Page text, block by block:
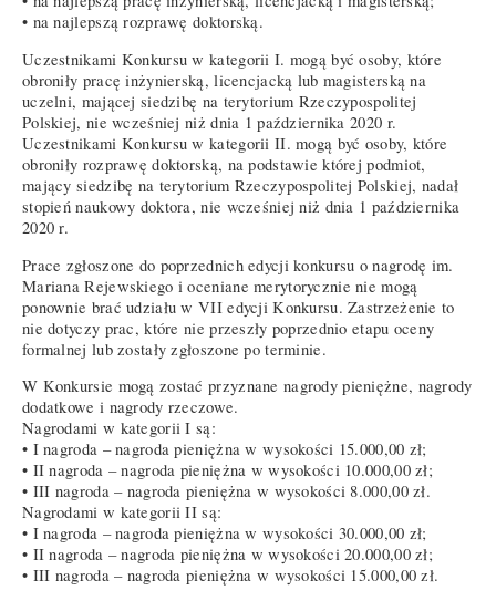
• na najlepszą rozprawę doktorską.
Uczestnikami Konkursu w kategorii I. mogą być osoby, które
obroniły pracę inżynierską, licencjacką lub magisterską na
uczelni, mającej siedzibę na terytorium Rzeczypospolitej
Polskiej, nie wcześniej niż dnia 1 października 2020 r.
Uczestnikami Konkursu w kategorii II. mogą być osoby, które
obroniły rozprawę doktorską, na podstawie której podmiot,
mający siedzibę na terytorium Rzeczypospolitej Polskiej, nadał
stopień naukowy doktora, nie wcześniej niż dnia 1 października
2020 r.
Prace zgłoszone do poprzednich edycji konkursu o nagrodę im.
Mariana Rejewskiego i oceniane merytorycznie nie mogą
ponownie brać udziału w VII edycji Konkursu. Zastrzeżenie to
nie dotyczy prac, które nie przeszły poprzednio etapu oceny
formalnej lub zostały zgłoszone po terminie.
W Konkursie mogą zostać przyznane nagrody pieniężne, nagrody
dodatkowe i nagrody rzeczowe.
Nagrodami w kategorii I są:
• I nagroda – nagroda pieniężna w wysokości 15.000,00 zł;
• II nagroda – nagroda pieniężna w wysokości 10.000,00 zł;
• III nagroda – nagroda pieniężna w wysokości 8.000,00 zł.
Nagrodami w kategorii II są:
• I nagroda – nagroda pieniężna w wysokości 30.000,00 zł;
• II nagroda – nagroda pieniężna w wysokości 20.000,00 zł;
• III nagroda – nagroda pieniężna w wysokości 15.000,00 zł.